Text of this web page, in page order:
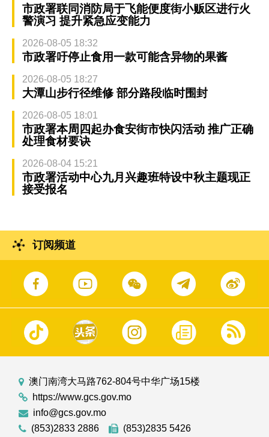
市政署联同消防局于飞能便度街小贩区进行火
警演习 提升紧急应变能力
2026-08-05 18:32
市政署吁停止食用一款可能含异物的果酱
2026-08-05 18:27
大潭山步行径维修 部分路段临时围封
2026-08-05 18:01
市政署本周四起办食安街市快闪活动 推广正确
处理食材要诀
2026-08-04 15:21
市政署活动中心九月兴趣班特设中秋主题现正
接受报名
订阅频道
澳门南湾大马路762-804号中华广场15楼
https://www.gcs.gov.mo
info@gcs.gov.mo
(853)2833 2886
(853)2835 5426